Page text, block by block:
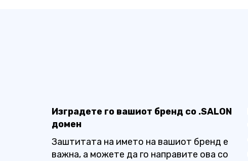
Изградете го вашиот бренд со .SALON
домен
Заштитата на името на вашиот бренд е
важна, а можете да го направите ова со